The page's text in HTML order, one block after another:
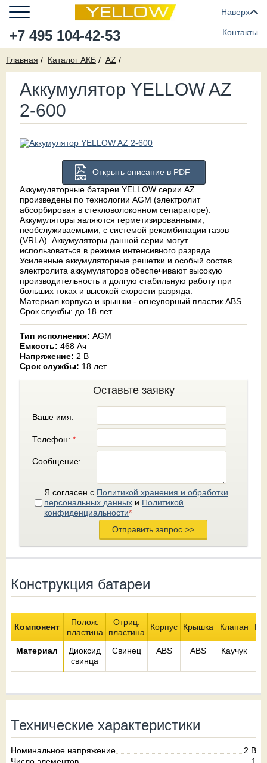
+7 495 104-42-53
Наверх
Контакты
Главная Каталог АКБ AZ
Аккумулятор YELLOW AZ
2-600
Открыть описание в PDF
Аккумуляторные батареи YELLOW серии AZ
произведены по технологии AGM (электролит
абсорбирован в стекловолоконном сепараторе).
Аккумуляторы являются герметизированными,
необслуживаемыми, с системой рекомбинации газов
(VRLA). Аккумуляторы данной серии могут
использоваться в режиме интенсивного разряда.
Усиленные аккумуляторные решетки и особый состав
электролита аккумуляторов обеспечивают высокую
производительность и долгую стабильную работу при
больших токах и высокой скорости разряда.
Материал корпуса и крышки - огнеупорный пластик ABS.
Срок службы: до 18 лет
Тип исполнения: AGM
Емкость: 468 Ач
Напряжение: 2 В
Срок службы: 18 лет
Оставьте заявку
Ваше имя:
Телефон: *
Сообщение:
Я согласен с Политикой хранения и обработки
персональных данных и Политикой
конфиденциальности*
Конструкция батареи
Компонент
Полож.
пластина
Отриц.
пластина
Корпус Крышка Клапан
Материал
Диоксид
свинца
Свинец ABS ABS Каучук
Технические характеристики
Номинальное напряжение
2 В